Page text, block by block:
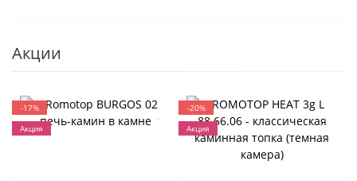
Акции
-17%
Акция
-20%
Акция